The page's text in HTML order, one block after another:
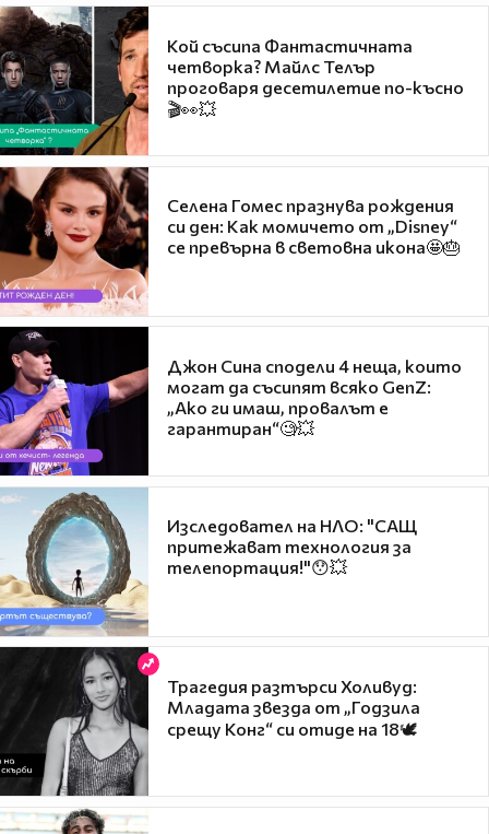
Кой съсипа Фантастичната
четворка? Майлс Телър
проговаря десетилетие по-късно
🎬👀💥
Селена Гомес празнува рождения
си ден: Как момичето от „Disney“
се превърна в световна икона🤩🎂
Джон Сина сподели 4 неща, които
могат да съсипят всяко GenZ:
„Ако ги имаш, провалът е
гарантиран“🧐💥
Изследовател на НЛО: "САЩ
притежават технология за
телепортация!"😯💥
Трагедия разтърси Холивуд:
Младата звезда от „Годзила
срещу Конг“ си отиде на 18🕊️